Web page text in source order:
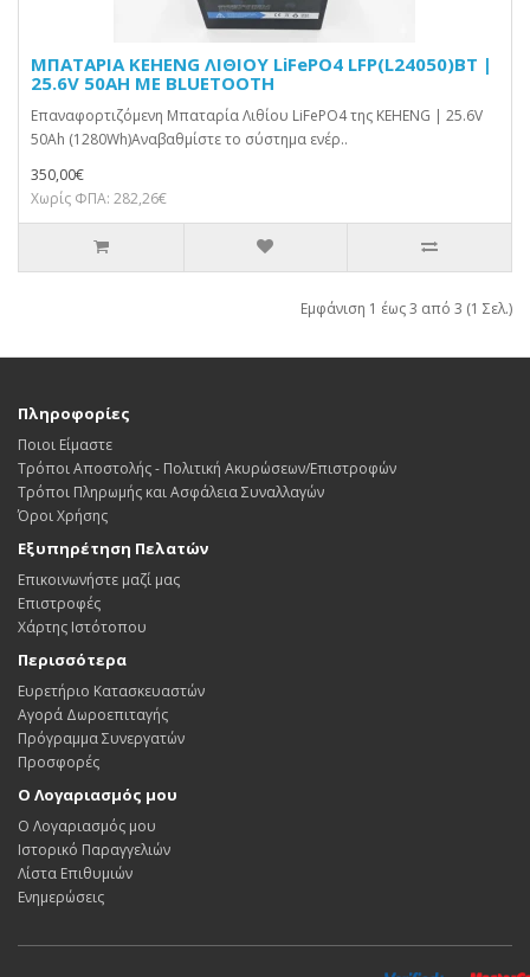
ΜΠΑΤΑΡΙΑ KEHENG ΛΙΘΙΟΥ LiFePO4 LFP(L24050)BT |
25.6V 50AH ME BLUETOOTH
Επαναφορτιζόμενη Μπαταρία Λιθίου LiFePO4 της KEHENG | 25.6V
50Ah (1280Wh)Αναβαθμίστε το σύστημα ενέρ..
350,00€
Χωρίς ΦΠΑ: 282,26€
Εμφάνιση 1 έως 3 από 3 (1 Σελ.)
Πληροφορίες
Ποιοι Είμαστε
Τρόποι Αποστολής - Πολιτική Ακυρώσεων/Επιστροφών
Τρόποι Πληρωμής και Ασφάλεια Συναλλαγών
Όροι Χρήσης
Εξυπηρέτηση Πελατών
Επικοινωνήστε μαζί μας
Επιστροφές
Χάρτης Ιστότοπου
Περισσότερα
Ευρετήριο Κατασκευαστών
Αγορά Δωροεπιταγής
Πρόγραμμα Συνεργατών
Προσφορές
Ο Λογαριασμός μου
Ο Λογαριασμός μου
Ιστορικό Παραγγελιών
Λίστα Επιθυμιών
Ενημερώσεις